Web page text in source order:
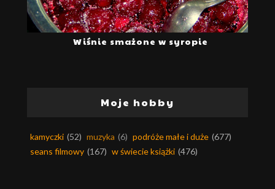
Wiśnie smażone w syropie
Moje hobby
kamyczki (52) muzyka (6) podróże małe i duże (677)
seans filmowy (167) w świecie książki (476)